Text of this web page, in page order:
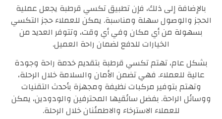
بالإضافة إلى ذلك، فإن تطبيق تكسي قرطبة يجعل عملية
الحجز والوصول سهلة ومناسبة. يمكن للعملاء حجز التكسي
بسهولة من أي مكان وفي أي وقت، وتتوفر العديد من
الخيارات للدفع لضمان راحة العميل.
بشكل عام، تهتم تكسي قرطبة بتقديم خدمة راحة وجودة
عالية للعملاء. فهي تضمن الأمان والسلامة خلال الرحلة،
وتهتم بتوفير مركبات نظيفة ومجهزة بأحدث التقنيات
ووسائل الراحة. بفضل سائقيها المحترفين والودودين، يمكن
للعملاء الاسترخاء والاطمئنان خلال الرحلة.